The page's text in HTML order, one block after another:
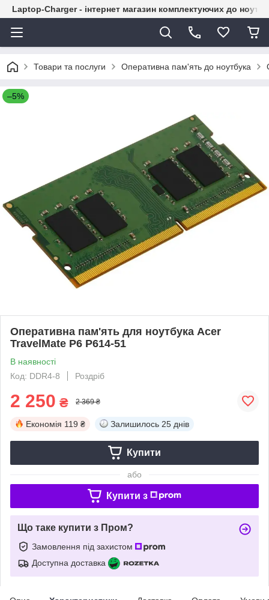
Laptop-Charger - інтернет магазин комплектуючих до
Товари та послуги Оперативна пам'ять до ноутбука
–5%
Оперативна пам'ять для ноутбука Acer
TravelMate P6 P614-51
В наявності
Код: DDR4-8
Роздріб
2 250 ₴ 2 369 ₴
Економія 119 ₴ Залишилось 25 днів
Купити
або
Купити з
Що таке купити з Пром?
Замовлення під захистом
Доступна доставка